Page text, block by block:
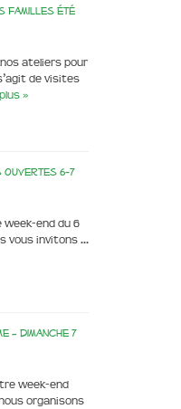
familles été
ateliers pour
de visites
»
ouvertes 6-7
week-end du 6
vous invitons …
– dimanche 7
week-end
organisons